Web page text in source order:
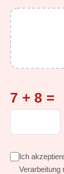
7 + 8 =
Ich
Verarbeitung